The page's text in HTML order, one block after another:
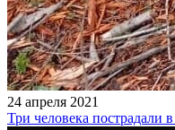
24 апреля 2021
Три человека пострадали